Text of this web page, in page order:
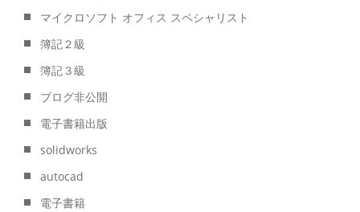
マイクロソフト オフィス スペシャリスト
簿記２級
簿記３級
ブログ非公開
電子書籍出版
solidworks
autocad
電子書籍